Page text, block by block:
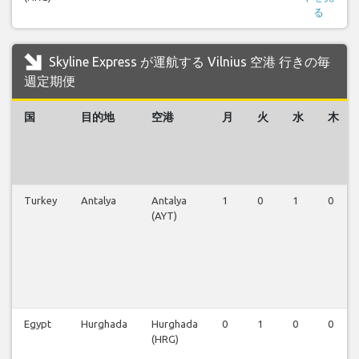
る
Skyline Express が運航する Vilnius 空港 行きの毎
週定期便
国 目的地 空港 月 火 水 木
Turkey Antalya
Antalya
(AYT)
1 0 1 0
Egypt Hurghada
Hurghada
(HRG)
0 1 0 0